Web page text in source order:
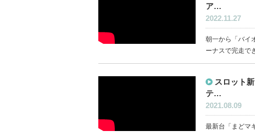
ア…
2022.11.27
朝一から「バイ
ーナスで完走で
スロット
テ…
2021.08.09
最新台「まどマ